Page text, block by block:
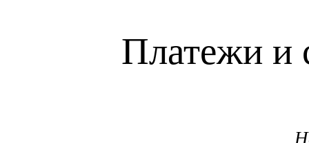
Платежи и